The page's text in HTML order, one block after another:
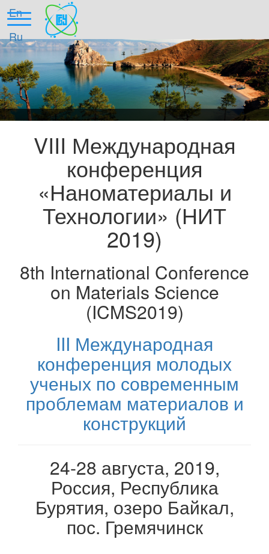
En
Ru
Организаторы
Научная программа
Место проведения
Конференция молодых учёных
Регистрация
VIII Международная
конференция
«Наноматериалы и
Технологии» (НИТ
2019)
8th International Conference
on Materials Science
(ICMS2019)
III Международная
конференция молодых
ученых по современным
проблемам материалов и
конструкций
24-28 августа, 2019,
Россия, Республика
Бурятия, озеро Байкал,
пос. Гремячинск